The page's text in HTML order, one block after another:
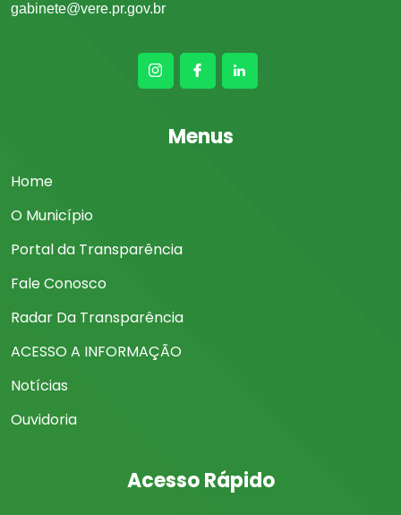
gabinete@vere.pr.gov.br
Menus
Home
O Município
Portal da Transparência
Fale Conosco
Radar Da Transparência
ACESSO A INFORMAÇÃO
Notícias
Ouvidoria
Acesso Rápido